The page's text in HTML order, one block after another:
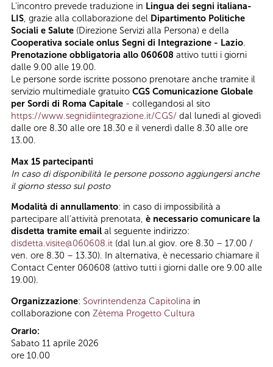
L'incontro prevede traduzione in Lingua dei segni italiana-
LIS, grazie alla collaborazione del Dipartimento Politiche
Sociali e Salute (Direzione Servizi alla Persona) e della
Cooperativa sociale onlus Segni di Integrazione - Lazio.
Prenotazione obbligatoria allo 060608 attivo tutti i giorni
dalle 9.00 alle 19.00.
Le persone sorde iscritte possono prenotare anche tramite il
servizio multimediale gratuito CGS Comunicazione Globale
per Sordi di Roma Capitale - collegandosi al sito
https://www.segnidiintegrazione.it/CGS/ dal lunedì al giovedì
dalle ore 8.30 alle ore 18.30 e il venerdì dalle 8.30 alle ore
13.00.
Max 15 partecipanti
In caso di disponibilità le persone possono aggiungersi anche
il giorno stesso sul posto
Modalità di annullamento: in caso di impossibilità a
partecipare all’attività prenotata, è necessario comunicare la
disdetta tramite email al seguente indirizzo:
disdetta.visite@060608.it (dal lun.al giov. ore 8.30 – 17.00 /
ven. ore 8.30 – 13.30). In alternativa, è necessario chiamare il
Contact Center 060608 (attivo tutti i giorni dalle ore 9.00 alle
19.00).
Organizzazione: Sovrintendenza Capitolina in
collaborazione con Zètema Progetto Cultura
Orario:
Sabato 11 aprile 2026
ore 10.00